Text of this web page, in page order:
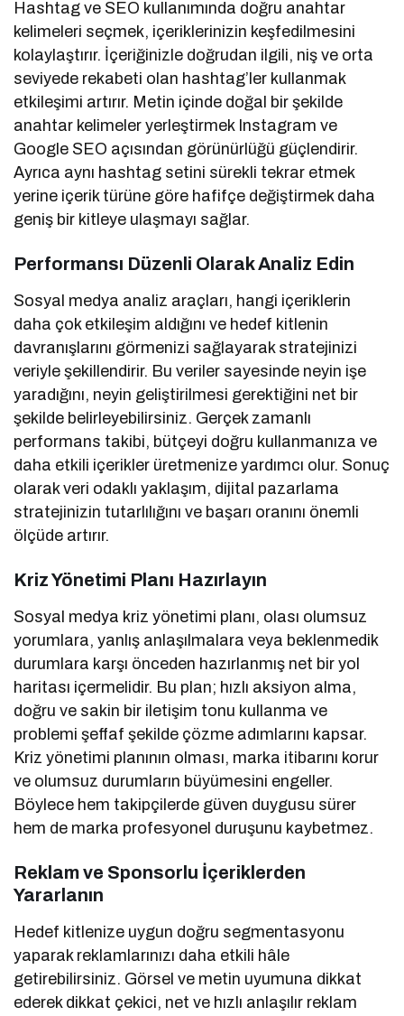
Hashtag ve SEO kullanımında doğru anahtar
kelimeleri seçmek, içeriklerinizin keşfedilmesini
kolaylaştırır. İçeriğinizle doğrudan ilgili, niş ve orta
seviyede rekabeti olan hashtag’ler kullanmak
etkileşimi artırır. Metin içinde doğal bir şekilde
anahtar kelimeler yerleştirmek Instagram ve
Google SEO açısından görünürlüğü güçlendirir.
Ayrıca aynı hashtag setini sürekli tekrar etmek
yerine içerik türüne göre hafifçe değiştirmek daha
geniş bir kitleye ulaşmayı sağlar.
Performansı Düzenli Olarak Analiz Edin
Sosyal medya analiz araçları, hangi içeriklerin
daha çok etkileşim aldığını ve hedef kitlenin
davranışlarını görmenizi sağlayarak stratejinizi
veriyle şekillendirir. Bu veriler sayesinde neyin işe
yaradığını, neyin geliştirilmesi gerektiğini net bir
şekilde belirleyebilirsiniz. Gerçek zamanlı
performans takibi, bütçeyi doğru kullanmanıza ve
daha etkili içerikler üretmenize yardımcı olur. Sonuç
olarak veri odaklı yaklaşım, dijital pazarlama
stratejinizin tutarlılığını ve başarı oranını önemli
ölçüde artırır.
Kriz Yönetimi Planı Hazırlayın
Sosyal medya kriz yönetimi planı, olası olumsuz
yorumlara, yanlış anlaşılmalara veya beklenmedik
durumlara karşı önceden hazırlanmış net bir yol
haritası içermelidir. Bu plan; hızlı aksiyon alma,
doğru ve sakin bir iletişim tonu kullanma ve
problemi şeffaf şekilde çözme adımlarını kapsar.
Kriz yönetimi planının olması, marka itibarını korur
ve olumsuz durumların büyümesini engeller.
Böylece hem takipçilerde güven duygusu sürer
hem de marka profesyonel duruşunu kaybetmez.
Reklam ve Sponsorlu İçeriklerden
Yararlanın
Hedef kitlenize uygun doğru segmentasyonu
yaparak reklamlarınızı daha etkili hâle
getirebilirsiniz. Görsel ve metin uyumuna dikkat
ederek dikkat çekici, net ve hızlı anlaşılır reklam